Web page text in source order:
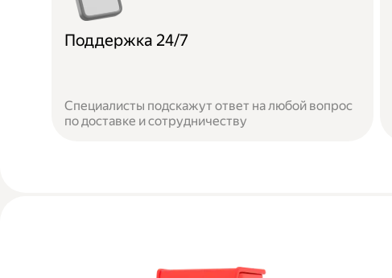
Поддержка 24/7
Специалисты подскажут ответ на любой вопрос
по доставке и сотрудничеству